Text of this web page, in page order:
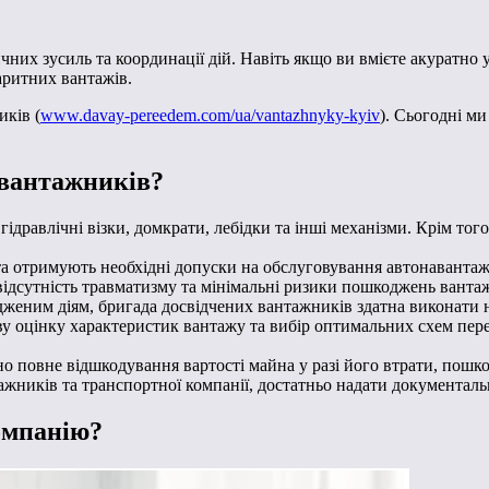
зусиль та координації дій. Навіть якщо ви вмієте акуратно
вантажів.
(www.davay-pereedem.com/ua/vantazhnyky-kyiv). Сьогодні
візки, домкрати, лебідки та інші механізми. Крім
необхідні допуски на обслуговування
травматизму та мінімальні ризики пошкоджень
діям, бригада досвідчених вантажників здатна
оцінку характеристик вантажу та вибір оптимальних схем
повне відшкодування вартості майна у разі його втрати,
та транспортної компанії, достатньо надати